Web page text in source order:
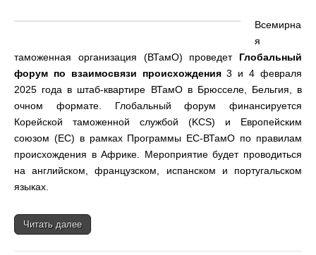
Всемирна
я
таможенная организация (ВТамО) проведет Глобальный
форум по взаимосвязи происхождения3 и 4 февраля
2025 года в штаб-квартире ВТамО в Брюсселе, Бельгия, в
очном формате. Глобальный форум финансируется
Корейской таможенной службой (KCS) и Европейским
союзом (ЕС) в рамках Программы ЕС-ВТамО по правилам
происхождения в Африке. Мероприятие будет проводиться
на английском, французском, испанском и португальском
языках.
Читать далее